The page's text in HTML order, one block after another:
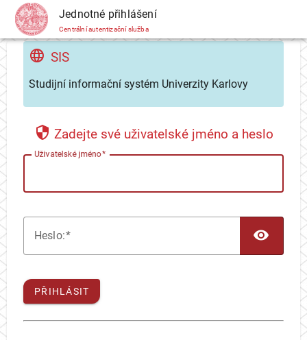
CAS Jednotné přihlášení
Centrální autentizační služba
SIS
Studijní informační systém Univerzity Karlovy
Zadejte své uživatelské jméno a heslo
Uživatelské jméno
Heslo:
PŘIHLÁSIT